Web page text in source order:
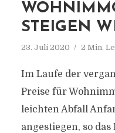
STEIGEN
23. Juli 2020 2 Min.
Im Laufe der
Preise für
leichten Abfall
angestiegen, so